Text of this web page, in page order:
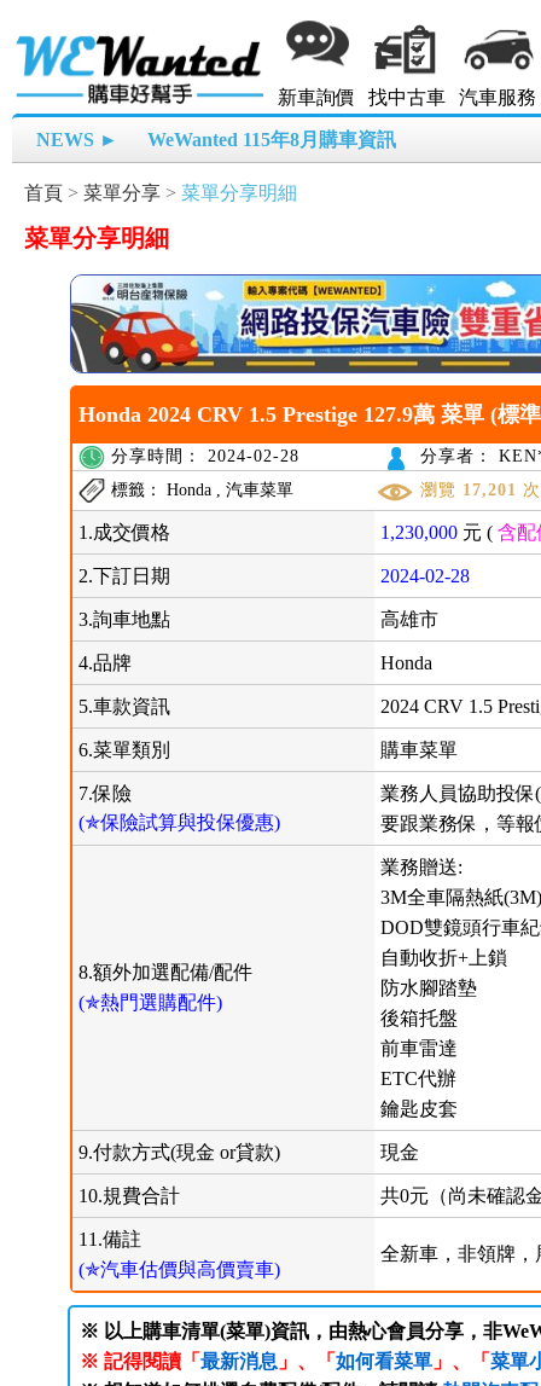
新車詢價 找中古車 汽車服務
NEWS ► WeWanted 115年8月購車資訊
首頁 > 菜單分享 > 菜單分享明細
菜單分享明細
Honda 2024 CRV 1.5 Prestige 127.9萬 菜單 (標
分享時間： 2024-02-28
分享者：
標籤： Honda , 汽車菜單
瀏覽 17,201 次
1.成交價格 1,230,000 元 (含配
2.下訂日期 2024-02-28
3.詢車地點 高雄市
4.品牌 Honda
5.車款資訊 2024 CRV 1.5
6.菜單類別 購車菜單
7.保險
(✯保險試算與投保優惠)
業務人員協助投保
要跟業務保，等報
8.額外加選配備/配件
(✯熱門選購配件)
業務贈送:
3M全車隔熱紙
DOD雙鏡頭行車
自動收折+上鎖
防水腳踏墊
後箱托盤
前車雷達
ETC代辦
鑰匙皮套
9.付款方式(現金 or貸款) 現金
10.規費合計 共0元（尚未確認
11.備註
(✯汽車估價與高價賣車)
全新車，非領牌，
※ 以上購車清單(菜單)資訊，由熱心會員分享，非
※ 記得閱讀「 最新消息 」、「 如何看菜單」、「 菜單